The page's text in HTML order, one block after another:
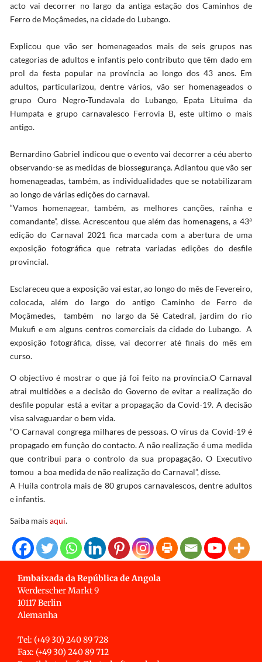
acto vai decorrer no largo da antiga estação dos Caminhos de
Ferro de Moçâmedes, na cidade do Lubango.
Explicou que vão ser homenageados mais de seis grupos nas
categorias de adultos e infantis pelo contributo que têm dado em
prol da festa popular na província ao longo dos 43 anos. Em
adultos, particularizou, dentre vários, vão ser homenageados o
grupo Ouro Negro-Tundavala do Lubango, Epata Lituima da
Humpata e grupo carnavalesco Ferrovia B, este ultimo o mais
antigo.
Bernardino Gabriel indicou que o evento vai decorrer a céu aberto
observando-se as medidas de biossegurança. Adiantou que vão ser
homenageadas, também, as individualidades que se notabilizaram
ao longo de várias edições do carnaval.
“Vamos homenagear, também, as melhores canções, rainha e
comandante”, disse. Acrescentou que além das homenagens, a 43ª
edição do Carnaval 2021 fica marcada com a abertura de uma
exposição fotográfica que retrata variadas edições do desfile
provincial.
Esclareceu que a exposição vai estar, ao longo do mês de Fevereiro,
colocada, além do largo do antigo Caminho de Ferro de
Moçâmedes, também no largo da Sé Catedral, jardim do rio
Mukufi e em alguns centros comerciais da cidade do Lubango. A
exposição fotográfica, disse, vai decorrer até finais do mês em
curso.
O objectivo é mostrar o que já foi feito na província.O Carnaval
atrai multidões e a decisão do Governo de evitar a realização do
desfile popular está a evitar a propagação da Covid-19. A decisão
visa salvaguardar o bem vida.
“O Carnaval congrega milhares de pessoas. O vírus da Covid-19 é
propagado em função do contacto. A não realização é uma medida
que contribui para o controlo da sua propagação. O Executivo
tomou a boa medida de não realização do Carnaval”, disse.
A Huíla controla mais de 80 grupos carnavalescos, dentre adultos
e infantis.
Saiba maisaqui.
Embaixada da República de Angola
Werderscher Markt 9
10117 Berlin
Alemanha
Tel: (+49 30) 240 89 728
Fax: (+49 30) 240 89 712